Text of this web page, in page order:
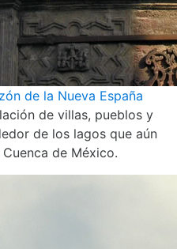
de la Nueva España
de villas, pueblos y
de los lagos que aún
de México.